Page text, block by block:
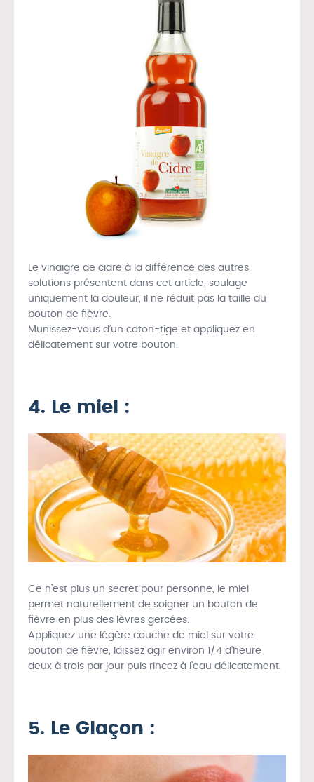
Le vinaigre de cidre à la différence des autres
solutions présentent dans cet article, soulage
uniquement la douleur, il ne réduit pas la taille du
bouton de fièvre.
Munissez-vous d’un coton-tige et appliquez en
délicatement sur votre bouton.
4. Le miel :
Ce n’est plus un secret pour personne, le miel
permet naturellement de soigner un bouton de
fièvre en plus des lèvres gercées.
Appliquez une légère couche de miel sur votre
bouton de fièvre, laissez agir environ 1/4 d’heure
deux à trois par jour puis rincez à l’eau délicatement.
5. Le Glaçon :